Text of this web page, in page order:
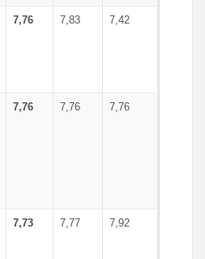
7,76 7,83 7,42
7,76 7,76 7,76
7,73 7,77 7,92